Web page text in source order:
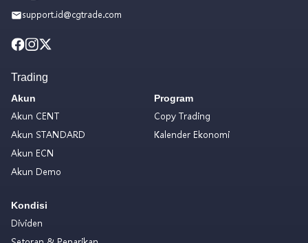
support.id@cgtrade.com
Trading
Akun
Akun CENT
Akun STANDARD
Akun ECN
Akun Demo
Kondisi
Dividen
Program
Copy Trading
Kalender Ekonomi